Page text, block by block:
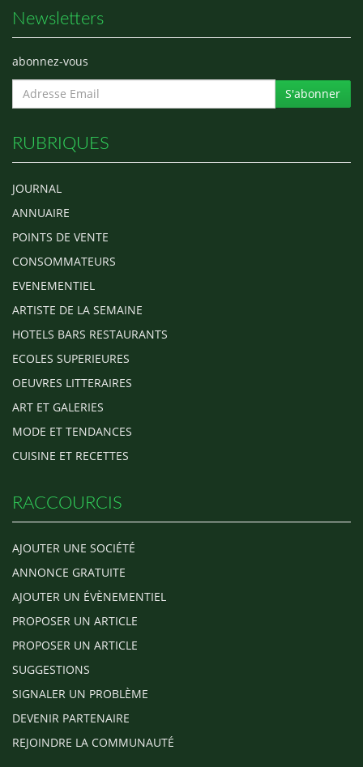
Newsletters
abonnez-vous
S'abonner
RUBRIQUES
JOURNAL
ANNUAIRE
POINTS DE VENTE
CONSOMMATEURS
EVENEMENTIEL
ARTISTE DE LA SEMAINE
HOTELS BARS RESTAURANTS
ECOLES SUPERIEURES
OEUVRES LITTERAIRES
ART ET GALERIES
MODE ET TENDANCES
CUISINE ET RECETTES
RACCOURCIS
AJOUTER UNE SOCIÉTÉ
ANNONCE GRATUITE
AJOUTER UN ÉVÈNEMENTIEL
PROPOSER UN ARTICLE
PROPOSER UN ARTICLE
SUGGESTIONS
SIGNALER UN PROBLÈME
DEVENIR PARTENAIRE
REJOINDRE LA COMMUNAUTÉ